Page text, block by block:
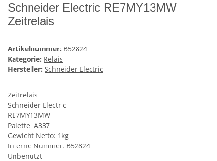
Schneider Electric RE7MY13MW
Zeitrelais
Artikelnummer: B52824
Kategorie: Relais
Hersteller: Schneider Electric
Zeitrelais
Schneider Electric
RE7MY13MW
Palette: A337
Gewicht Netto: 1kg
Interne Nummer: B52824
Unbenutzt